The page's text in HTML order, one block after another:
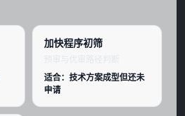
加快程序初筛
适合：技术方案成型但还未
申请